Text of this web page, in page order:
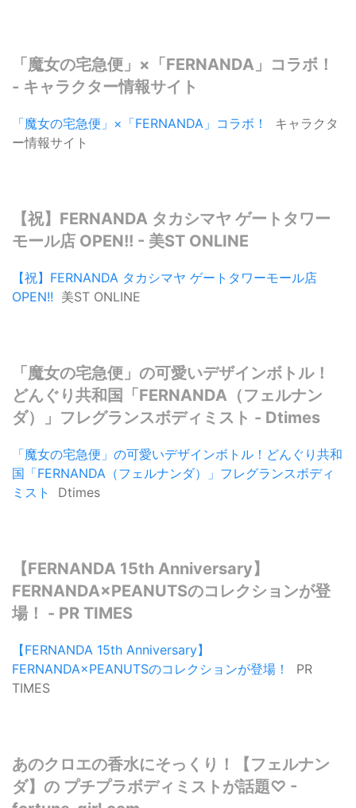
「魔女の宅急便」×「FERNANDA」コラボ！
- キャラクター情報サイト
「魔女の宅急便」×「FERNANDA」コラボ！
キャラクタ
ー情報サイト
【祝】FERNANDA タカシマヤ ゲートタワー
モール店 OPEN!! - 美ST ONLINE
【祝】FERNANDA タカシマヤ ゲートタワーモール店
OPEN!! 美ST ONLINE
「魔女の宅急便」の可愛いデザインボトル！
どんぐり共和国「FERNANDA（フェルナン
ダ）」フレグランスボディミスト - Dtimes
「魔女の宅急便」の可愛いデザインボトル！どんぐり共和
国「FERNANDA（フェルナンダ）」フレグランスボディ
ミスト
Dtimes
【FERNANDA 15th Anniversary】
FERNANDA×PEANUTSのコレクションが登
場！ - PR TIMES
【FERNANDA 15th Anniversary】
FERNANDA×PEANUTSのコレクションが登場！
PR
TIMES
あのクロエの香水にそっくり！【フェルナン
ダ】の プチプラボディミストが話題♡ -